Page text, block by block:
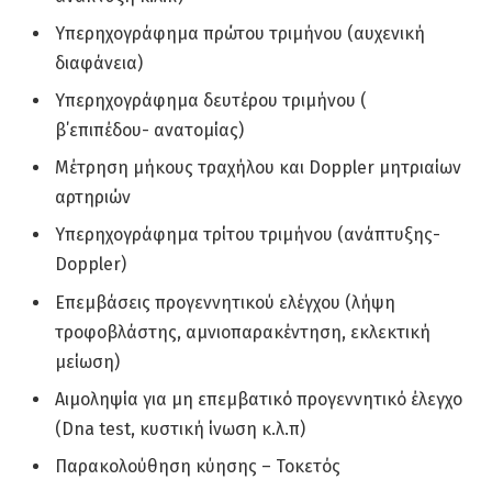
Υπερηχογράφημα πρώτου τριμήνου (αυχενική
διαφάνεια)
Υπερηχογράφημα δευτέρου τριμήνου (
β΄επιπέδου- ανατομίας)
Μέτρηση μήκους τραχήλου και Doppler μητριαίων
αρτηριών
Υπερηχογράφημα τρίτου τριμήνου (ανάπτυξης-
Doppler)
Επεμβάσεις προγεννητικού ελέγχου (λήψη
τροφοβλάστης, αμνιοπαρακέντηση, εκλεκτική
μείωση)
Αιμοληψία για μη επεμβατικό προγεννητικό έλεγχο
(Dna test, κυστική ίνωση κ.λ.π)
Παρακολούθηση κύησης – Τοκετός